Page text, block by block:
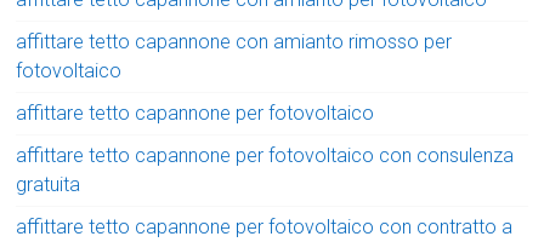
affittare tetto capannone con amianto rimosso per
fotovoltaico
affittare tetto capannone per fotovoltaico
affittare tetto capannone per fotovoltaico con consulenza
gratuita
affittare tetto capannone per fotovoltaico con contratto a